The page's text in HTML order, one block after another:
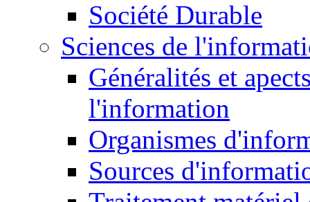
Société Durable
Sciences de
Généralités et
l'information
Organismes
Sources